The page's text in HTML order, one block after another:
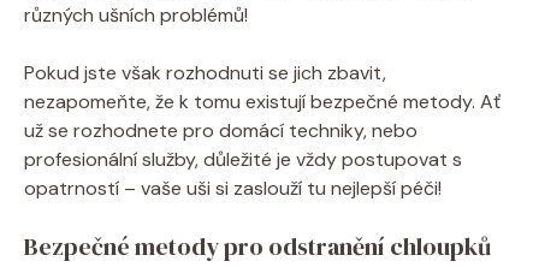
různých ušních problémů!
Pokud jste však rozhodnuti se jich zbavit,
nezapomeňte, že k tomu existují bezpečné metody. Ať
už se rozhodnete pro domácí techniky, nebo
profesionální služby, důležité je vždy postupovat s
opatrností – vaše uši si zaslouží tu nejlepší péči!
Bezpečné metody pro odstranění chloupků